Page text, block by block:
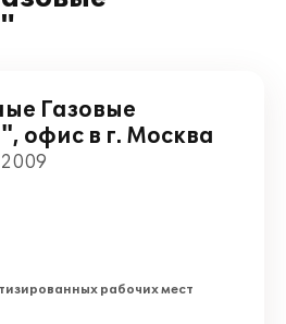
Газовые
офис в г. Москва
рабочих мест